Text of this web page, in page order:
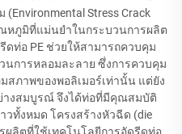
Stress Crack
หภูมิที่แม่นยำในกระบวนการผลิต
ดท่อ PE ช่วยให้สามารถควบคุม
การหลอมละลาย ซึ่งการควบคุม
สภาพของพอลิเมอร์เท่านั้น แต่ยัง
างสมบูรณ์ จึงได้ท่อที่มีคุณสมบัติ
ทั้งหมด โครงสร้างหัวฉีด (die
ผลิตที่ใช้เทคโนโลยีการอัดรีดท่อ